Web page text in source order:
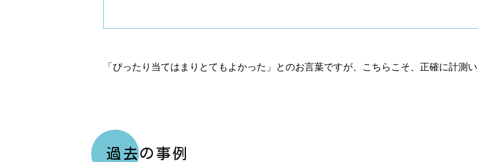
「ぴったり当てはまりとてもよかった」とのお言葉ですが、こちらこそ、正確に計
過去の事例